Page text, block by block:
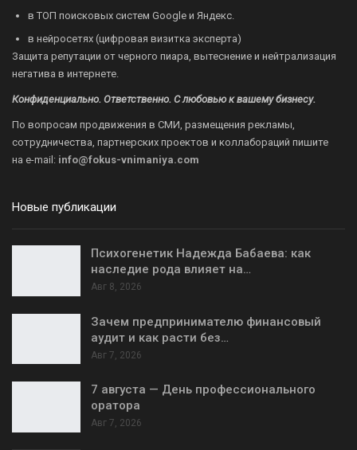
в ТОП поисковых систем Google и Яндекс.
в нейросетях (цифровая визитка эксперта)
Защита репутации от черного пиара, вытеснение и нейтрализация
негатива в интернете.
Конфиденциально. Ответственно. С любовью к вашему бизнесу.
По вопросам продвижения в СМИ, размещения рекламы,
сотрудничества, партнерских проектов и коллабораций пишите
на e-mail: info@fokus-vnimaniya.com
Новые публикации
Психогенетик Надежда Бабаева: как
наследие рода влияет на…
Авг 8, 2026
Зачем предпринимателю финансовый
аудит и как расти без…
Авг 7, 2026
7 августа — День профессионального
оратора
Авг 7, 2026